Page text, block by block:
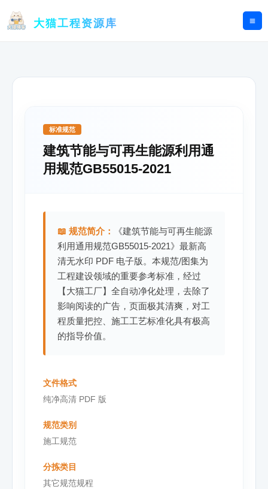
大猫工程资源库
标准规范
建筑节能与可再生能源利用通
用规范GB55015-2021
📖 规范简介：
《建筑节能与可再生能源
利用通用规范GB55015-2021》最新高
清无水印 PDF 电子版。本规范/图集为
工程建设领域的重要参考标准，经过
【大猫工厂】全自动净化处理，去除了
影响阅读的广告，页面极其清爽，对工
程质量把控、施工工艺标准化具有极高
的指导价值。
文件格式
纯净高清 PDF 版
规范类别
施工规范
分拣类目
其它规范规程